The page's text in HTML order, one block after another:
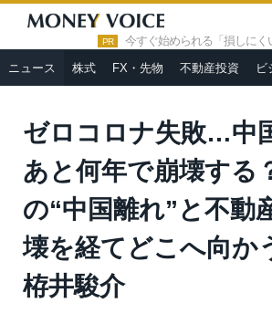
PR 今すぐ始められる「損しにく
ニュース 株式 FX・先物 不動産投資 ビ
HOME » ニュース »
ゼロコロナ失敗…中
壊する？外国企業の“中国離れ”と不動産バブル
ゼロコロナ失敗…中
あと何年で崩壊する
の“中国離れ”と不動
壊を経てどこへ向か
栫井駿介